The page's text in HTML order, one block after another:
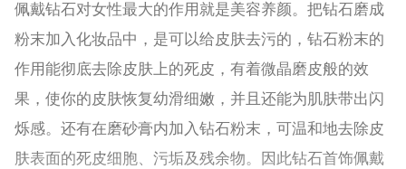
佩戴钻石对女性最大的作用就是美容养颜。把钻石磨成
粉末加入化妆品中，是可以给皮肤去污的，钻石粉末的
作用能彻底去除皮肤上的死皮，有着微晶磨皮般的效
果，使你的皮肤恢复幼滑细嫩，并且还能为肌肤带出闪
烁感。还有在磨砂膏内加入钻石粉末，可温和地去除皮
肤表面的死皮细胞、污垢及残余物。因此钻石首饰佩戴